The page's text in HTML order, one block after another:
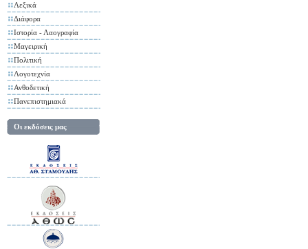
Λεξικά
Διάφορα
Ιστορία - Λαογραφία
Μαγειρική
Πολιτική
Λογοτεχνία
Ανθοδετική
Πανεπιστημιακά
Οι εκδόσεις μας